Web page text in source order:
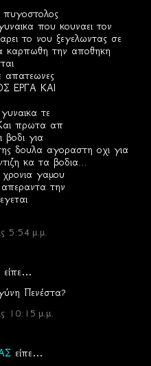
που κουναει τον
το νου ξεγελωντας σε
καρπωθη την αποθηκη
απατεωνες
ΕΡΓΑ ΚΑΙ
τε
πρωτα απ
βοδι για
δουλα αγοραστη οχι για
κα τα βοδια...
γαμου
την
5:54 μ.μ.
Πενέστα?
10:15 μ.μ.
είπε…